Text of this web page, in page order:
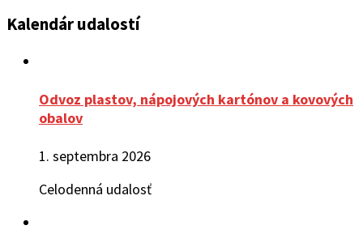
Kalendár udalostí
Odvoz plastov, nápojových kartónov a kovových
obalov
1. septembra 2026
Celodenná udalosť